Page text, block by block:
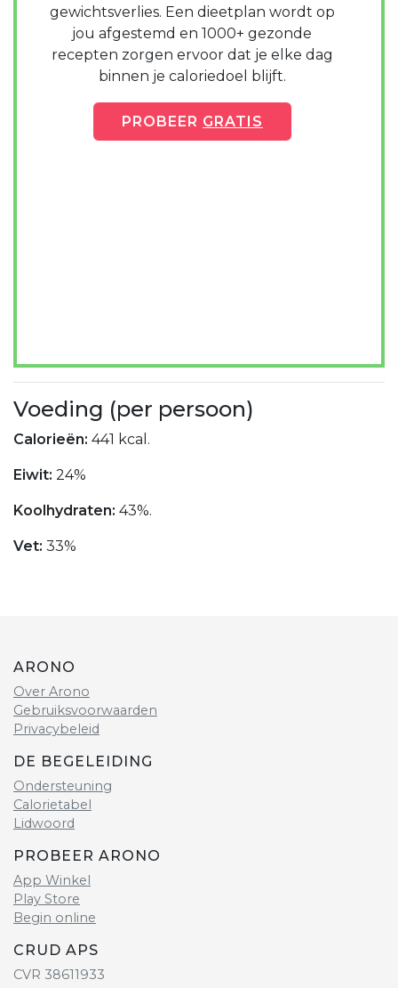
gewichtsverlies. Een dieetplan wordt op
jou afgestemd en 1000+ gezonde
recepten zorgen ervoor dat je elke dag
binnen je caloriedoel blijft.
PROBEER GRATIS
Voeding (per persoon)
Calorieën: 441 kcal.
Eiwit: 24%
Koolhydraten: 43%.
Vet: 33%
ARONO
Over Arono
Gebruiksvoorwaarden
Privacybeleid
DE BEGELEIDING
Ondersteuning
Calorietabel
Lidwoord
PROBEER ARONO
App Winkel
Play Store
Begin online
CRUD APS
CVR 38611933